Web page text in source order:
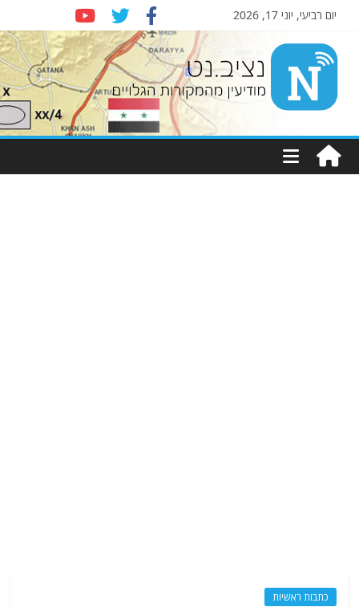
יום רביעי, יוני 17, 2026
Nziv.net
מודיעין
מהמקורות
כתבות ראשיות